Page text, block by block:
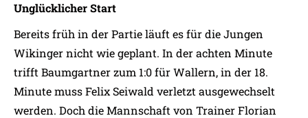
Unglücklicher Start
Bereits früh in der Partie läuft es für die Jungen
Wikinger nicht wie geplant. In der achten Minute
trifft Baumgartner zum 1:0 für Wallern, in der 18.
Minute muss Felix Seiwald verletzt ausgewechselt
werden. Doch die Mannschaft von Trainer Florian